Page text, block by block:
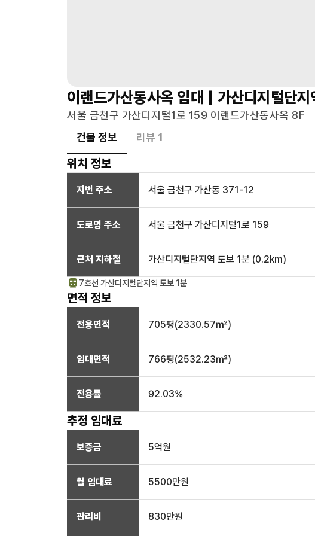
이랜드가산동사옥 임대 | 가산디지털단지
서울 금천구 가산디지털1로 159 이랜드가산동사옥 8F
건물 정보
리뷰 1
위치 정보
지번 주소 서울 금천구 가산동 371-12
도로명 주소 서울 금천구 가산디지털1로 159
근처 지하철 가산디지털단지역 도보 1분 (0.2km)
7호선 가산디지털단지 역 도보 1분
면적 정보
전용면적 705평(2330.57㎡)
임대면적 766평(2532.23㎡)
전용률 92.03%
추정 임대료
보증금 5억원
월 임대료 5500만원
관리비 830만원